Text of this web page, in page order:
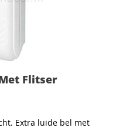
Flitser
Extra luide bel met